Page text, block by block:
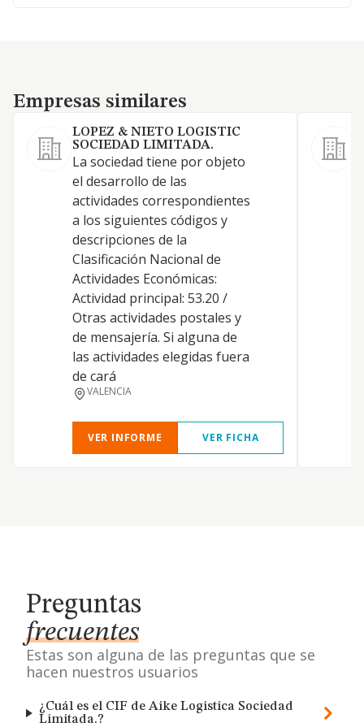
Empresas similares
Empresas similares
LOPEZ & NIETO LOGISTIC
SOCIEDAD LIMITADA.
La sociedad tiene por objeto
el desarrollo de las
actividades correspondientes
a los siguientes códigos y
descripciones de la
Clasificación Nacional de
Actividades Económicas:
Actividad principal: 53.20 /
Otras actividades postales y
de mensajería. Si alguna de
las actividades elegidas fuera
de cará
VALENCIA
VER INFORME VER FICHA
Preguntas
frecuentes
Estas son alguna de las preguntas que se
hacen nuestros usuarios
¿Cuál es el CIF de Aike Logistica Sociedad
Limitada.?